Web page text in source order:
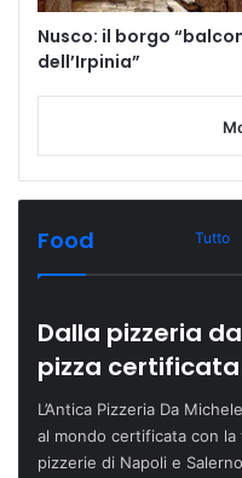
Nusco: il borgo
dell’Irpinia”
Food Tutto
Dalla pizzeria
pizza
L’Antica Pizzeria Da
al mondo certificata con
pizzerie di Napoli e